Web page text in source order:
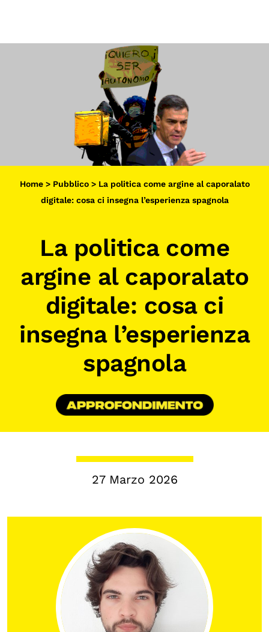
Sala di Lettura
LA FONDAZIONE
Chi siamo
Archivio
Archivi del presente
Biblioteca
Mostre digitali
I CONTENUTI
Osservatori di ricerca
Progetti Internazionali
Pubblicazioni
Storie di Resistenza, ottant’anni dopo
Calendario civile
Podcast
OLTRE LA SCUOLA
Attività per bambine e bambini
Programmi per le scuole
Under25
Home> Pubblico> La politica come argine al caporalato
digitale: cosa ci insegna l’esperienza spagnola
La politica come
argine al caporalato
digitale: cosa ci
insegna l’esperienza
spagnola
27 Marzo 2026